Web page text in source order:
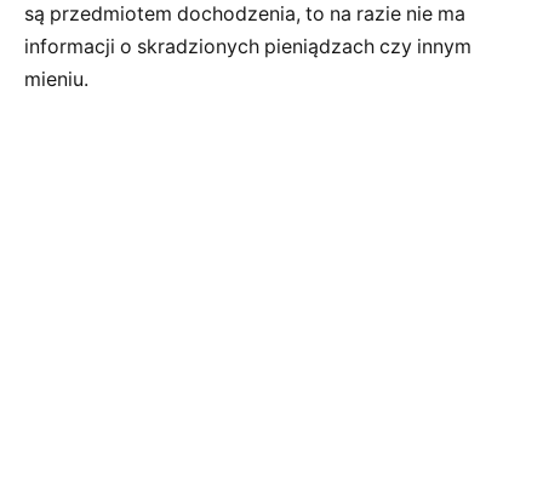
są przedmiotem dochodzenia, to na razie nie ma
informacji o skradzionych pieniądzach czy innym
mieniu.